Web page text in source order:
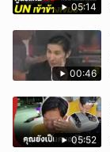
05:14
00:46
05:52